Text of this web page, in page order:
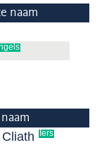
naam
Iers